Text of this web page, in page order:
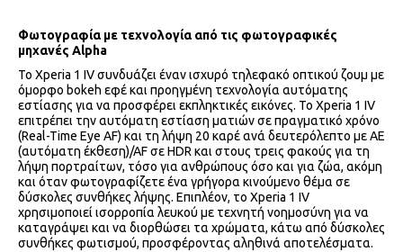
Φωτογραφία με τεχνολογία από τις φωτογραφικές
μηχανές Alpha
Το Xperia 1 IV συνδυάζει έναν ισχυρό τηλεφακό οπτικού ζουμ με
όμορφο bokeh εφέ και προηγμένη τεχνολογία αυτόματης
εστίασης για να προσφέρει εκπληκτικές εικόνες. Το Xperia 1 IV
επιτρέπει την αυτόματη εστίαση ματιών σε πραγματικό χρόνο
(Real-Time Eye AF) και τη λήψη 20 καρέ ανά δευτερόλεπτο με AE
(αυτόματη έκθεση)/AF σε HDR και στους τρεις φακούς για τη
λήψη πορτραίτων, τόσο για ανθρώπους όσο και για ζώα, ακόμη
και όταν φωτογραφίζετε ένα γρήγορα κινούμενο θέμα σε
δύσκολες συνθήκες λήψης. Επιπλέον, το Xperia 1 IV
χρησιμοποιεί ισορροπία λευκού με τεχνητή νοημοσύνη για να
καταγράψει και να διορθώσει τα χρώματα, κάτω από δύσκολες
συνθήκες φωτισμού, προσφέροντας αληθινά αποτελέσματα.